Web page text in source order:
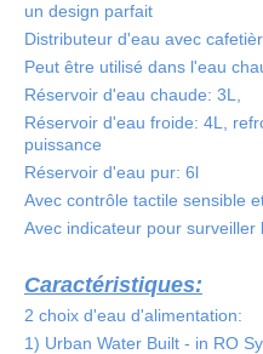
un design parfait
Distributeur d'eau avec
Peut être utilisé dans l'eau
Réservoir d'eau chaude: 3L,
Réservoir d'eau froide: 4L,
puissance
Réservoir d'eau pur: 6l
Avec contrôle tactile sensible
Avec indicateur pour
Caractéristiques:
2 choix d'eau d'alimentation:
1) Urban Water Built - in RO